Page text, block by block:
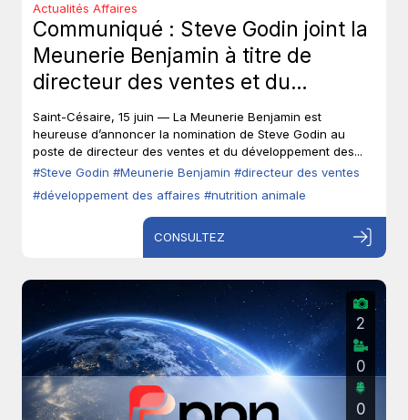
Actualités Affaires
Communiqué : Steve Godin joint la
Meunerie Benjamin à titre de
directeur des ventes et du
développement des affaires.
Saint-Césaire, 15 juin — La Meunerie Benjamin est
heureuse d’annoncer la nomination de Steve Godin au
poste de directeur des ventes et du développement des...
#Steve Godin #Meunerie Benjamin #directeur des ventes
#développement des affaires #nutrition animale
CONSULTEZ
2
0
0